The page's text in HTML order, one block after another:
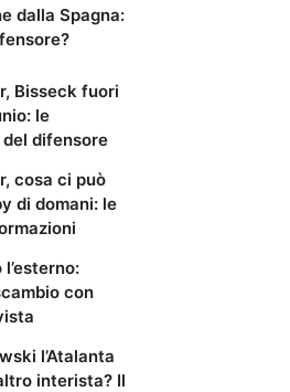
dalla Spagna:
Bisseck fuori
le
difensore
cosa ci può
di domani: le
con
l’Atalanta
interista? Il